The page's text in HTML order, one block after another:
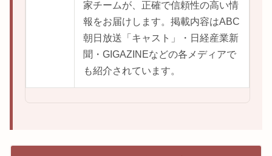
家チームが、正確で信頼性の高い情
報をお届けします。掲載内容はABC
朝日放送「キャスト」・日経産業新
聞・GIGAZINEなどの各メディアで
も紹介されています。